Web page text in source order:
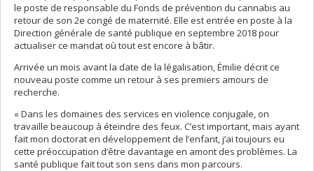
le poste de responsable du Fonds de prévention du cannabis au
retour de son 2e congé de maternité. Elle est entrée en poste à la
Direction générale de santé publique en septembre 2018 pour
actualiser ce mandat où tout est encore à bâtir.
Arrivée un mois avant la date de la légalisation, Émilie décrit ce
nouveau poste comme un retour à ses premiers amours de
recherche.
« Dans les domaines des services en violence conjugale, on
travaille beaucoup à éteindre des feux. C’est important, mais ayant
fait mon doctorat en développement de l’enfant, j’ai toujours eu
cette préoccupation d’être davantage en amont des problèmes. La
santé publique fait tout son sens dans mon parcours.